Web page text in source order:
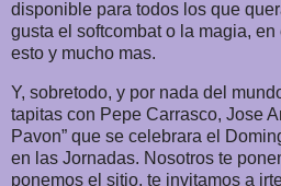
disponible para todos los que
gusta el softcombat o la magia,
esto y mucho mas.
Y, sobretodo, y por nada del
tapitas con Pepe Carrasco, Jose
Pavon” que se celebrara el
en las Jornadas. Nosotros te
ponemos el sitio, te invitamos a